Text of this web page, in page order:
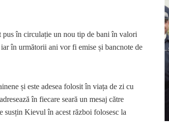
în circulație un nou tip de bani în valori
în următorii ani vor fi emise și bancnote de
și este adesea folosit în viața de zi cu
în fiecare seară un mesaj către
Kievul în acest război folosesc la